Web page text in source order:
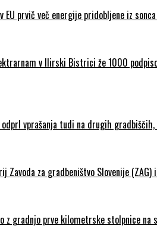
EU prvič več energije pridobljene iz
v Ilirski Bistrici že 1000
vprašanja tudi na drugih
Zavoda za gradbeništvo Slovenije (ZAG)
z gradnjo prve kilometrske stolpnice na